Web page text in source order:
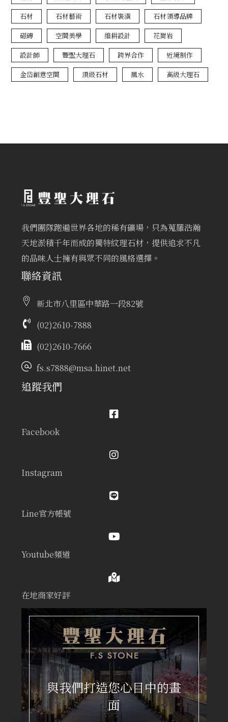
石材
石材藝術 石材裝潢
石材領導品牌
磁磚
空間美學 維耕設計
花崗岩
設計師
豐聖大理石 跨界合作
近境制作
金岱創意空間
頂級石材 風水 高級大理石
我們團隊跑遍世界各地的稀有礦場，只為蒐羅浩瀚
天地淤積千年而成的獨特紋理石材，提供追求不凡
的品味人士擁有與眾不同的風格選擇。
聯絡資訊
新北市八里區中華路一段82號
(02)2610-7888
(02)2610-7666
fs.s7888@msa.hinet.net
追蹤我們
Facebook
Instagram
Line官方帳號
Youtube頻道
在地商家好評
與我們打造您心目中的畫
面